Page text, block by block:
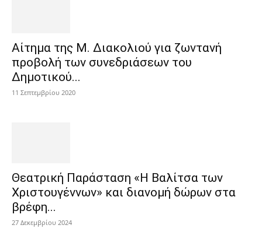
Αίτημα της Μ. Διακολιού για ζωντανή
προβολή των συνεδριάσεων του
Δημοτικού...
11 Σεπτεμβρίου 2020
Θεατρική Παράσταση «Η Βαλίτσα των
Χριστουγέννων» και διανομή δώρων στα
βρέφη...
27 Δεκεμβρίου 2024